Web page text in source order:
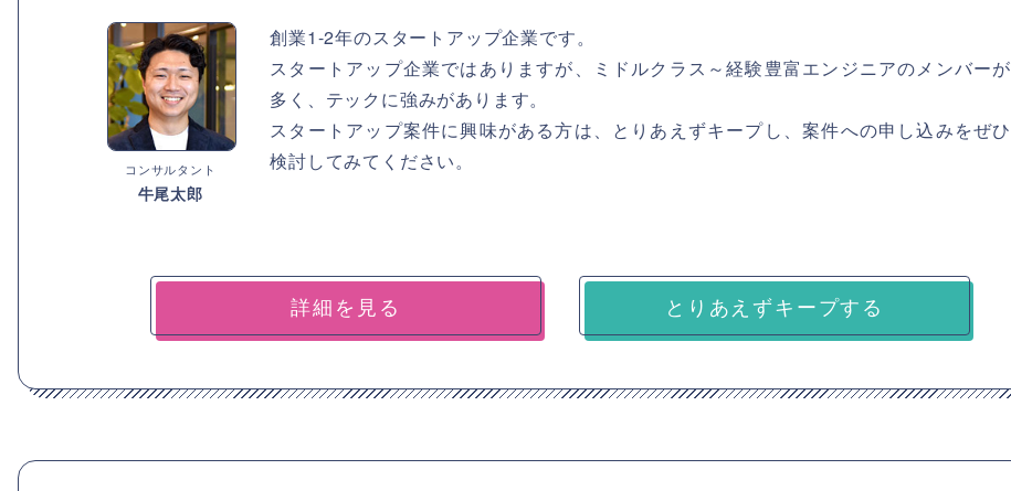
コンサルタント
牛尾太郎
創業1-2年のスタートアップ企業です。
スタートアップ企業ではありますが、ミドルクラス～経験豊富エンジニアのメンバーが
多く、テックに強みがあります。
スタートアップ案件に興味がある方は、とりあえずキープし、案件への申し込みをぜひ
検討してみてください。
詳細を見る とりあえずキープする